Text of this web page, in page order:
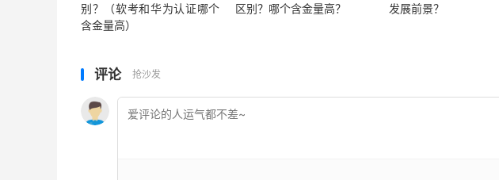
别？（软考和华为认证哪个
含金量高）
区别？哪个含金量高？
发展前景？
评论 抢沙发